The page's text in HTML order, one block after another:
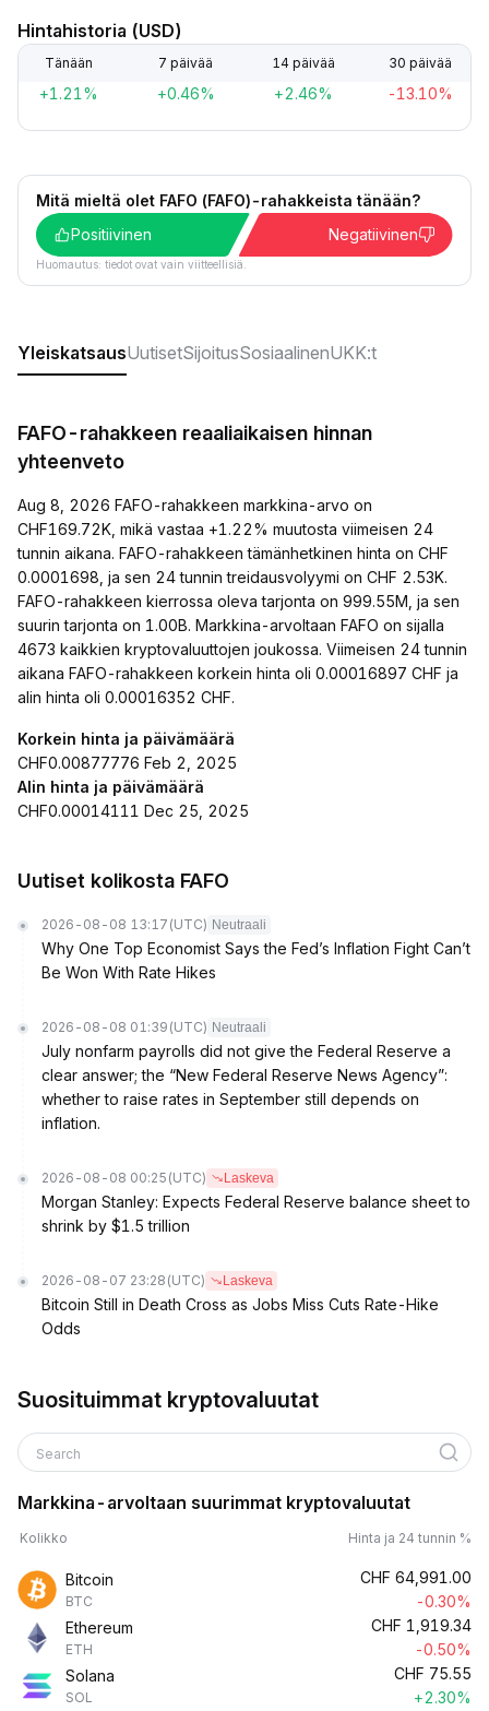
Hintahistoria (USD)
Tänään 7 päivää 14 päivää 30 päivää
+1.21% +0.46% +2.46% -13.10%
Mitä mieltä olet FAFO (FAFO)-rahakkeista tänään?
Positiivinen
Negatiivinen
Huomautus: tiedot ovat vain viitteellisiä.
YleiskatsausUutisetSijoitusSosiaalinenUKK:t
FAFO-rahakkeen reaaliaikaisen hinnan
yhteenveto
Aug 8, 2026 FAFO-rahakkeen markkina-arvo on
CHF169.72K, mikä vastaa +1.22% muutosta viimeisen 24
tunnin aikana. FAFO-rahakkeen tämänhetkinen hinta on CHF
0.0001698, ja sen 24 tunnin treidausvolyymi on CHF 2.53K.
FAFO-rahakkeen kierrossa oleva tarjonta on 999.55M, ja sen
suurin tarjonta on 1.00B. Markkina-arvoltaan FAFO on sijalla
4673 kaikkien kryptovaluuttojen joukossa. Viimeisen 24 tunnin
aikana FAFO-rahakkeen korkein hinta oli 0.00016897 CHF ja
alin hinta oli 0.00016352 CHF.
Korkein hinta ja päivämäärä
CHF0.00877776 Feb 2, 2025
Alin hinta ja päivämäärä
CHF0.00014111 Dec 25, 2025
Uutiset kolikosta FAFO
2026-08-08 13:17 (UTC) Neutraali
Why One Top Economist Says the Fed’s Inflation Fight Can’t
Be Won With Rate Hikes
2026-08-08 01:39 (UTC) Neutraali
July nonfarm payrolls did not give the Federal Reserve a
clear answer; the “New Federal Reserve News Agency”:
whether to raise rates in September still depends on
inflation.
2026-08-08 00:25 (UTC) Laskeva
Morgan Stanley: Expects Federal Reserve balance sheet to
shrink by $1.5 trillion
2026-08-07 23:28 (UTC) Laskeva
Bitcoin Still in Death Cross as Jobs Miss Cuts Rate-Hike
Odds
Suosituimmat kryptovaluutat
Search
Markkina-arvoltaan suurimmat kryptovaluutat
Kolikko Hinta ja 24 tunnin %
Bitcoin
BTC
CHF 64,991.00
-0.30%
Ethereum
ETH
CHF 1,919.34
-0.50%
Solana
SOL
CHF 75.55
+2.30%